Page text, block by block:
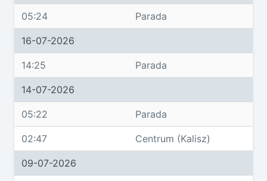
05:24 Parada
16-07-2026
14:25 Parada
14-07-2026
05:22 Parada
02:47 Centrum (Kalisz)
09-07-2026